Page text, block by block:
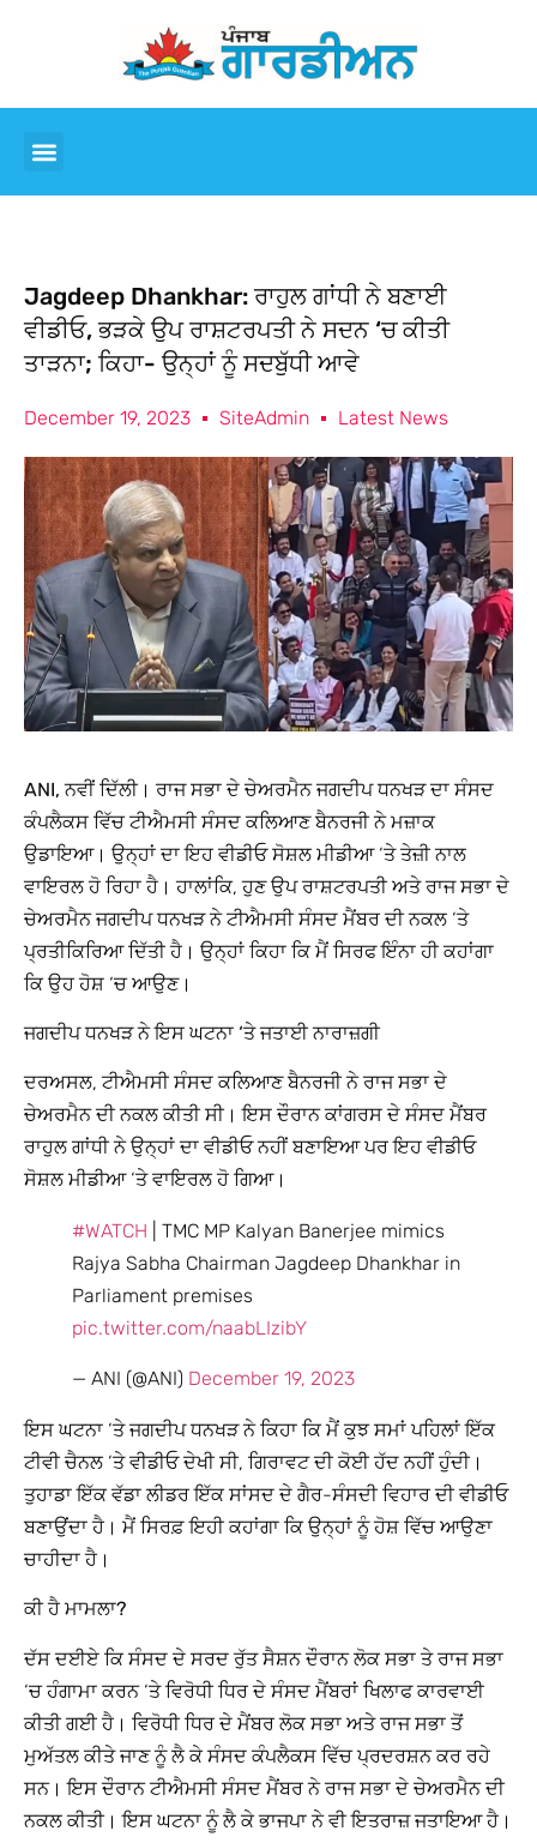
Jagdeep Dhankhar: ਰਾਹੁਲ ਗਾਂਧੀ ਨੇ ਬਣਾਈ
ਵੀਡੀਓ, ਭੜਕੇ ਉਪ ਰਾਸ਼ਟਰਪਤੀ ਨੇ ਸਦਨ ‘ਚ ਕੀਤੀ
ਤਾੜਨਾ; ਕਿਹਾ- ਉਨ੍ਹਾਂ ਨੂੰ ਸਦਬੁੱਧੀ ਆਵੇ
December 19, 2023 SiteAdmin Latest News
ANI, ਨਵੀਂ ਦਿੱਲੀ। ਰਾਜ ਸਭਾ ਦੇ ਚੇਅਰਮੈਨ ਜਗਦੀਪ ਧਨਖੜ ਦਾ ਸੰਸਦ
ਕੰਪਲੈਕਸ ਵਿੱਚ ਟੀਐਮਸੀ ਸੰਸਦ ਕਲਿਆਣ ਬੈਨਰਜੀ ਨੇ ਮਜ਼ਾਕ
ਉਡਾਇਆ। ਉਨ੍ਹਾਂ ਦਾ ਇਹ ਵੀਡੀਓ ਸੋਸ਼ਲ ਮੀਡੀਆ ‘ਤੇ ਤੇਜ਼ੀ ਨਾਲ
ਵਾਇਰਲ ਹੋ ਰਿਹਾ ਹੈ। ਹਾਲਾਂਕਿ, ਹੁਣ ਉਪ ਰਾਸ਼ਟਰਪਤੀ ਅਤੇ ਰਾਜ ਸਭਾ ਦੇ
ਚੇਅਰਮੈਨ ਜਗਦੀਪ ਧਨਖੜ ਨੇ ਟੀਐਮਸੀ ਸੰਸਦ ਮੈਂਬਰ ਦੀ ਨਕਲ ‘ਤੇ
ਪ੍ਰਤੀਕਿਰਿਆ ਦਿੱਤੀ ਹੈ। ਉਨ੍ਹਾਂ ਕਿਹਾ ਕਿ ਮੈਂ ਸਿਰਫ ਇੰਨਾ ਹੀ ਕਹਾਂਗਾ
ਕਿ ਉਹ ਹੋਸ਼ ‘ਚ ਆਉਣ।
ਜਗਦੀਪ ਧਨਖੜ ਨੇ ਇਸ ਘਟਨਾ ‘ਤੇ ਜਤਾਈ ਨਾਰਾਜ਼ਗੀ
ਦਰਅਸਲ, ਟੀਐਮਸੀ ਸੰਸਦ ਕਲਿਆਣ ਬੈਨਰਜੀ ਨੇ ਰਾਜ ਸਭਾ ਦੇ
ਚੇਅਰਮੈਨ ਦੀ ਨਕਲ ਕੀਤੀ ਸੀ। ਇਸ ਦੌਰਾਨ ਕਾਂਗਰਸ ਦੇ ਸੰਸਦ ਮੈਂਬਰ
ਰਾਹੁਲ ਗਾਂਧੀ ਨੇ ਉਨ੍ਹਾਂ ਦਾ ਵੀਡੀਓ ਨਹੀਂ ਬਣਾਇਆ ਪਰ ਇਹ ਵੀਡੀਓ
ਸੋਸ਼ਲ ਮੀਡੀਆ ‘ਤੇ ਵਾਇਰਲ ਹੋ ਗਿਆ।
#WATCH | TMC MP Kalyan Banerjee mimics
Rajya Sabha Chairman Jagdeep Dhankhar in
Parliament premises
pic.twitter.com/naabLIzibY
— ANI (@ANI) December 19, 2023
ਇਸ ਘਟਨਾ ‘ਤੇ ਜਗਦੀਪ ਧਨਖੜ ਨੇ ਕਿਹਾ ਕਿ ਮੈਂ ਕੁਝ ਸਮਾਂ ਪਹਿਲਾਂ ਇੱਕ
ਟੀਵੀ ਚੈਨਲ ‘ਤੇ ਵੀਡੀਓ ਦੇਖੀ ਸੀ, ਗਿਰਾਵਟ ਦੀ ਕੋਈ ਹੱਦ ਨਹੀਂ ਹੁੰਦੀ।
ਤੁਹਾਡਾ ਇੱਕ ਵੱਡਾ ਲੀਡਰ ਇੱਕ ਸਾਂਸਦ ਦੇ ਗੈਰ-ਸੰਸਦੀ ਵਿਹਾਰ ਦੀ ਵੀਡੀਓ
ਬਣਾਉਂਦਾ ਹੈ। ਮੈਂ ਸਿਰਫ਼ ਇਹੀ ਕਹਾਂਗਾ ਕਿ ਉਨ੍ਹਾਂ ਨੂੰ ਹੋਸ਼ ਵਿੱਚ ਆਉਣਾ
ਚਾਹੀਦਾ ਹੈ।
ਕੀ ਹੈ ਮਾਮਲਾ?
ਦੱਸ ਦਈਏ ਕਿ ਸੰਸਦ ਦੇ ਸਰਦ ਰੁੱਤ ਸੈਸ਼ਨ ਦੌਰਾਨ ਲੋਕ ਸਭਾ ਤੇ ਰਾਜ ਸਭਾ
‘ਚ ਹੰਗਾਮਾ ਕਰਨ ‘ਤੇ ਵਿਰੋਧੀ ਧਿਰ ਦੇ ਸੰਸਦ ਮੈਂਬਰਾਂ ਖਿਲਾਫ ਕਾਰਵਾਈ
ਕੀਤੀ ਗਈ ਹੈ। ਵਿਰੋਧੀ ਧਿਰ ਦੇ ਮੈਂਬਰ ਲੋਕ ਸਭਾ ਅਤੇ ਰਾਜ ਸਭਾ ਤੋਂ
ਮੁਅੱਤਲ ਕੀਤੇ ਜਾਣ ਨੂੰ ਲੈ ਕੇ ਸੰਸਦ ਕੰਪਲੈਕਸ ਵਿੱਚ ਪ੍ਰਦਰਸ਼ਨ ਕਰ ਰਹੇ
ਸਨ। ਇਸ ਦੌਰਾਨ ਟੀਐਮਸੀ ਸੰਸਦ ਮੈਂਬਰ ਨੇ ਰਾਜ ਸਭਾ ਦੇ ਚੇਅਰਮੈਨ ਦੀ
ਨਕਲ ਕੀਤੀ। ਇਸ ਘਟਨਾ ਨੂੰ ਲੈ ਕੇ ਭਾਜਪਾ ਨੇ ਵੀ ਇਤਰਾਜ਼ ਜਤਾਇਆ ਹੈ।